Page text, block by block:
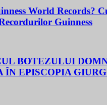
World Records?
Guinness
BOTEZULUI
ÎN EPISCOPIA